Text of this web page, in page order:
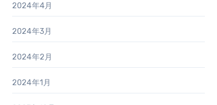
2024年4月
2024年3月
2024年2月
2024年1月